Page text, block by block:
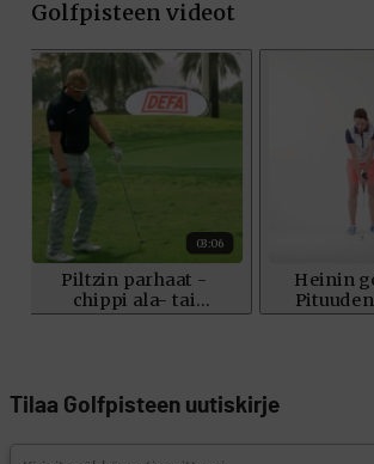
Tilaa Golfpisteen uutiskirje